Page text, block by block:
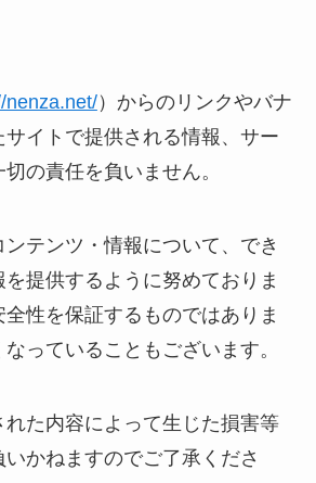
nenza.net/）からのリンクやバナ
イトで提供される情報、サー
の責任を負いません。
テンツ・情報について、でき
提供するように努めておりま
性を保証するものではありま
っていることもございます。
れた内容によって生じた損害等
かねますのでご了承くださ